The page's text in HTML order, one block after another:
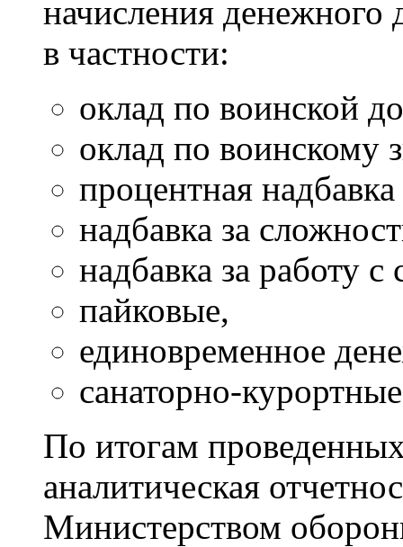
начисления
в частности:
оклад по воинской
оклад по воинскому
процентная
надбавка за
надбавка за работу
пайковые,
единовременное
санаторно-
По итогам
аналитическая
Министерством